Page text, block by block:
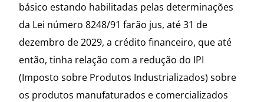
básico estando habilitadas pelas determinações
da Lei número 8248/91 farão jus, até 31 de
dezembro de 2029, a crédito financeiro, que até
então, tinha relação com a redução do IPI
(Imposto sobre Produtos Industrializados) sobre
os produtos manufaturados e comercializados